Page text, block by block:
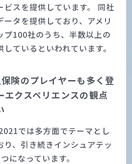
ビスを提供しています。 同社
タを提供しており、アメリ
プ100社のうち、半数以上の
ているといわれています。
保険のプレイヤーも多く登
エクスペリエンスの観点
では多方面でテーマとし
り、引き続きインシュアテッ
になっています。